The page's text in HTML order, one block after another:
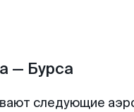
— Бурса
следующие